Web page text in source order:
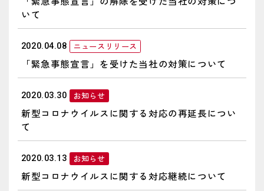
いて
2020.04.08 ニュースリリース
「緊急事態宣言」を受けた当社の対策について
2020.03.30 お知らせ
新型コロナウイルスに関する対応の再延長につい
て
2020.03.13 お知らせ
新型コロナウイルスに関する対応継続について